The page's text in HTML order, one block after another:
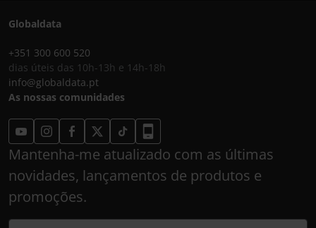
Globaldata
+351 300 600 520
dias úteis das 10h-13h e 14h-18h
info@globaldata.pt
As nossas comunidades
Mantenha-me atualizado com as últimas
novidades, lançamentos de produtos e
promoções.